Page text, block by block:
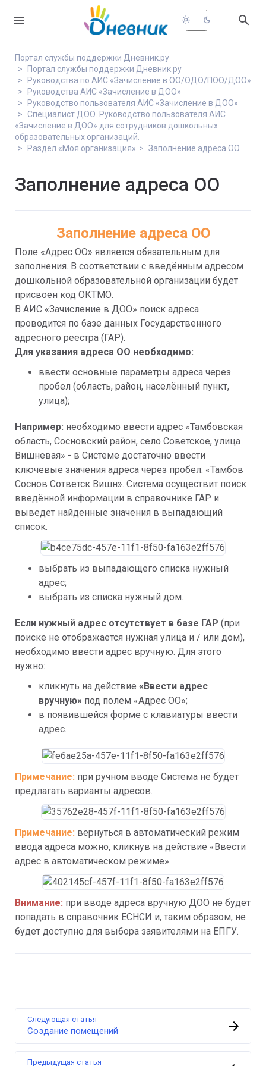
 light_mode dark_mode 
Портал службы поддержки Дневник.ру
Портал службы поддержки Дневник.ру
Руководства по АИС «Зачисление в ОО/ОДО/ПОО/ДОО»
Руководства АИС «Зачисление в ДОО»
Руководство пользователя АИС «Зачисление в ДОО»
Специалист ДОО. Руководство пользователя АИС
«Зачисление в ДОО» для сотрудников дошкольных
образовательных организаций.
Раздел «Моя организация»
Заполнение адреса ОО
Заполнение адреса ОО
Заполнение адреса ОО
Поле «Адрес ОО» является обязательным для
заполнения. В соответствии с введённым адресом
дошкольной образовательной организации будет
присвоен код ОКТМО.
В АИС «Зачисление в ДОО» поиск адреса
проводится по базе данных Государственного
адресного реестра (ГАР).
Для указания адреса ОО необходимо:
ввести основные параметры адреса через
пробел (область, район, населённый пункт,
улица);
Например: необходимо ввести адрес «Тамбовская
область, Сосновский район, село Советское, улица
Вишневая» - в Системе достаточно ввести
ключевые значения адреса через пробел: «Тамбов
Соснов Сответск Вишн». Система осуществит поиск
введённой информации в справочнике ГАР и
выведет найденные значения в выпадающий
список.
выбрать из выпадающего списка нужный
адрес;
выбрать из списка нужный дом.
Если нужный адрес отсутствует в базе ГАР (при
поиске не отображается нужная улица и / или дом),
необходимо ввести адрес вручную. Для этого
нужно:
кликнуть на действие «Ввести адрес
вручную» под полем «Адрес ОО»;
в появившейся форме с клавиатуры ввести
адрес.
Примечание: при ручном вводе Система не будет
предлагать варианты адресов.
Примечание: вернуться в автоматический режим
ввода адреса можно, кликнув на действие «Ввести
адрес в автоматическом режиме».
Внимание: при вводе адреса вручную ДОО не будет
попадать в справочник ЕСНСИ и, таким образом, не
будет доступно для выбора заявителями на ЕПГУ.
Предыдущая статья
Следующая статья
Создание помещений